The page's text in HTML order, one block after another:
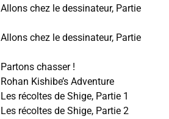
Allons chez le dessinateur, Partie
Allons chez le dessinateur, Partie
Partons chasser !
Rohan Kishibe’s Adventure
Les récoltes de Shige, Partie 1
Les récoltes de Shige, Partie 2